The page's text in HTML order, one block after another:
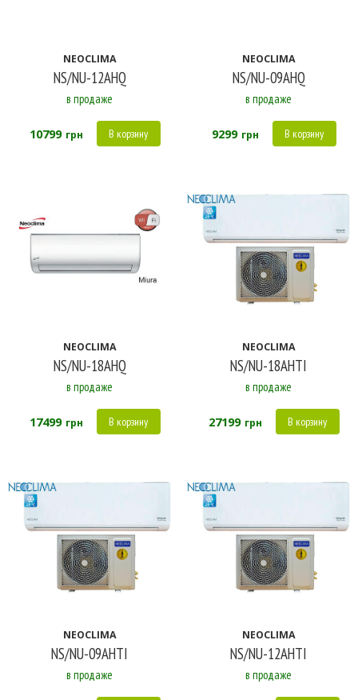
Работа на обогрев до
NEOCLIMA
NS/NU-12AHQ
в продаже
10799 грн В корзину
NEOCLIMA
NS/NU-09AHQ
в продаже
9299 грн В корзину
NEOCLIMA
NS/NU-18AHQ
в продаже
17499 грн В корзину
NEOCLIMA
NS/NU-18AHTI
в продаже
27199 грн В корзину
NEOCLIMA
NS/NU-09AHTI
в продаже
NEOCLIMA
NS/NU-12AHTI
в продаже